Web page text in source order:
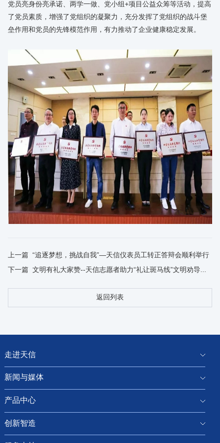
党员亮身份亮承诺、两学一做、党小组+项目公益众筹等活动，提高
了党员素质，增强了党组织的凝聚力，充分发挥了党组织的战斗堡
垒作用和党员的先锋模范作用，有力推动了企业健康稳定发展。
上一篇 “追逐梦想，挑战自我”—天信仪表员工转正答辩会顺利举行
下一篇 文明有礼大家赞--天信志愿者助力“礼让斑马线”文明劝导活动
返回列表
走进天信
新闻与媒体
产品中心
创新智造